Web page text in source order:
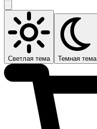
Светлая тема Темная тема